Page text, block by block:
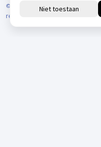
© 2026 VARIODRIVE. All Rights Reserved.
reCAPTCHA